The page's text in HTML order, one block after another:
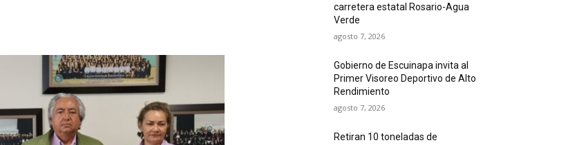
carretera estatal Rosario-Agua
Verde
agosto 7, 2026
Gobierno de Escuinapa invita al
Primer Visoreo Deportivo de Alto
Rendimiento
agosto 7, 2026
Retiran 10 toneladas de